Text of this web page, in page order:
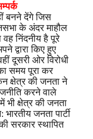
बनने देंगे जिस
के अंदर माहौल
वह निंदनीय है पूरे
द्वारा किए हुए
दूसरी ओर विरोधी
समय पूरा कर
क्षेत्र की जनता ने
करने वाले
भी क्षेत्र की जनता
जनता पार्टी
सरकार स्थापित